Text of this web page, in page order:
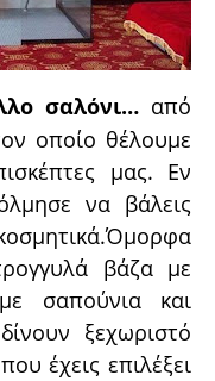
σαλόνι…από
οποίο θέλουμε
μας. Εν
να βάλεις
βάζα με
σαπούνια και
ξεχωριστό
έχεις επιλέξει